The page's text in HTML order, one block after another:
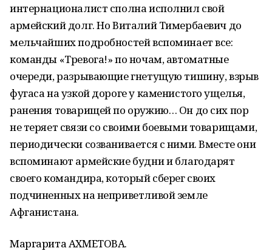
интернационалист сполна исполнил свой
армейский долг. Но Виталий Тимербаевич до
мельчайших подробностей вспоминает все:
команды «Тревога!» по ночам, автоматные
очереди, разрывающие гнетущую тишину, взрыв
фугаса на узкой дороге у каменистого ущелья,
ранения товарищей по оружию… Он до сих пор
не теряет связи со своими боевыми товарищами,
периодически созванивается с ними. Вместе они
вспоминают армейские будни и благодарят
своего командира, который сберег своих
подчиненных на неприветливой земле
Афганистана.
Маргарита АХМЕТОВА.